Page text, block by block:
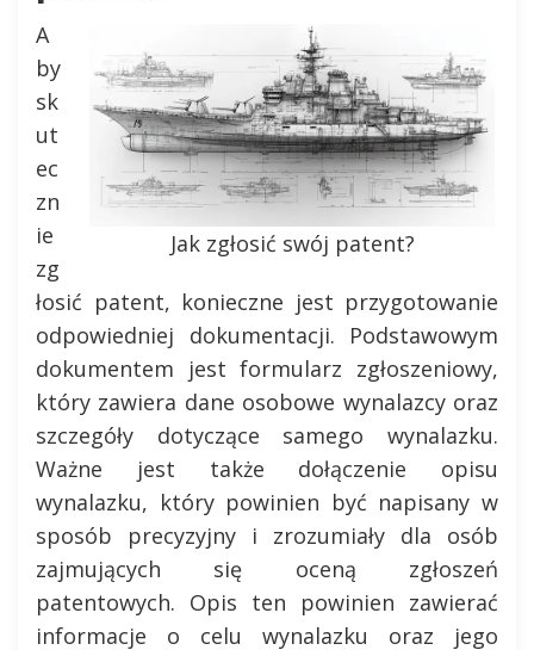
Jak zgłosić swój patent?
A
by
sk
ut
ec
zn
ie
zg
łosić patent, konieczne jest przygotowanie
odpowiedniej dokumentacji. Podstawowym
dokumentem jest formularz zgłoszeniowy,
który zawiera dane osobowe wynalazcy oraz
szczegóły dotyczące samego wynalazku.
Ważne jest także dołączenie opisu
wynalazku, który powinien być napisany w
sposób precyzyjny i zrozumiały dla osób
zajmujących się oceną zgłoszeń
patentowych. Opis ten powinien zawierać
informacje o celu wynalazku oraz jego